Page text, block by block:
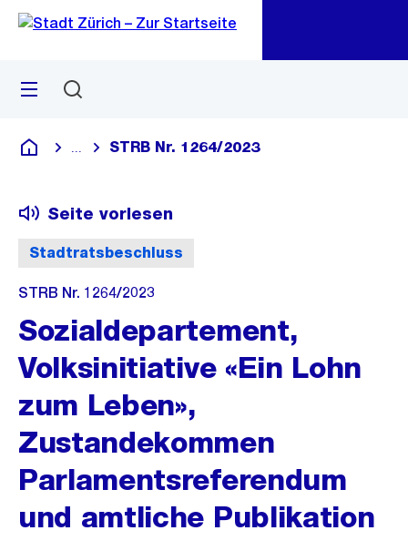
Navigation
Sprunglink
Menü
Deutsch
Blende alle Breadcrumbs ein
STRB Nr. 1264/2023
Stadtratsbeschluss
Seite vorlesen
STRB Nr. 1264/2023
Sozialdepartement,
Volksinitiative «Ein Lohn
zum Leben»,
Zustandekommen
Parlamentsreferendum
und amtliche Publikation